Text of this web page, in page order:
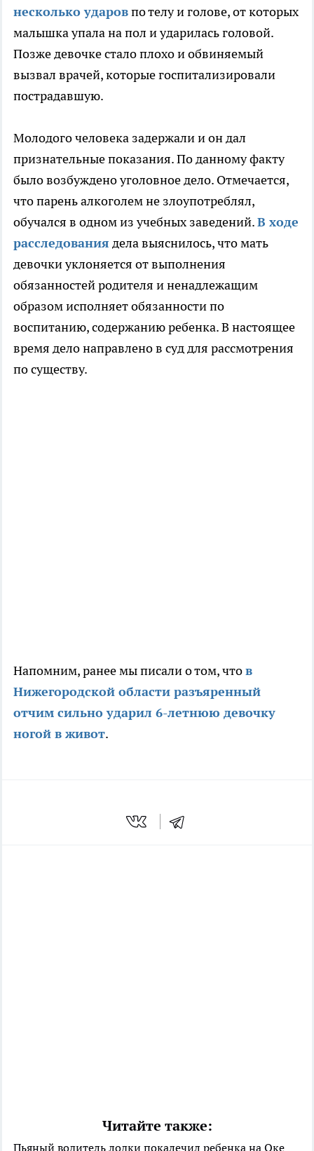
несколько ударовпо телу и голове, от которых
малышка упала на пол и ударилась головой.
Позже девочке стало плохо и обвиняемый
вызвал врачей, которые госпитализировали
пострадавшую.
Молодого человека задержали и он дал
признательные показания. По данному факту
было возбуждено уголовное дело. Отмечается,
что парень алкоголем не злоупотреблял,
обучался в одном из учебных заведений.В ходе
расследования дела выяснилось, что мать
девочки уклоняется от выполнения
обязанностей родителя и ненадлежащим
образом исполняет обязанности по
воспитанию, содержанию ребенка. В настоящее
время дело направлено в суд для рассмотрения
по существу.
Напомним, ранее мы писали о том, чтов
Нижегородской области разъяренный
отчим сильно ударил 6-летнюю девочку
ногой в живот.
Читайте также:
Пьяный водитель лодки покалечил ребенка на Оке